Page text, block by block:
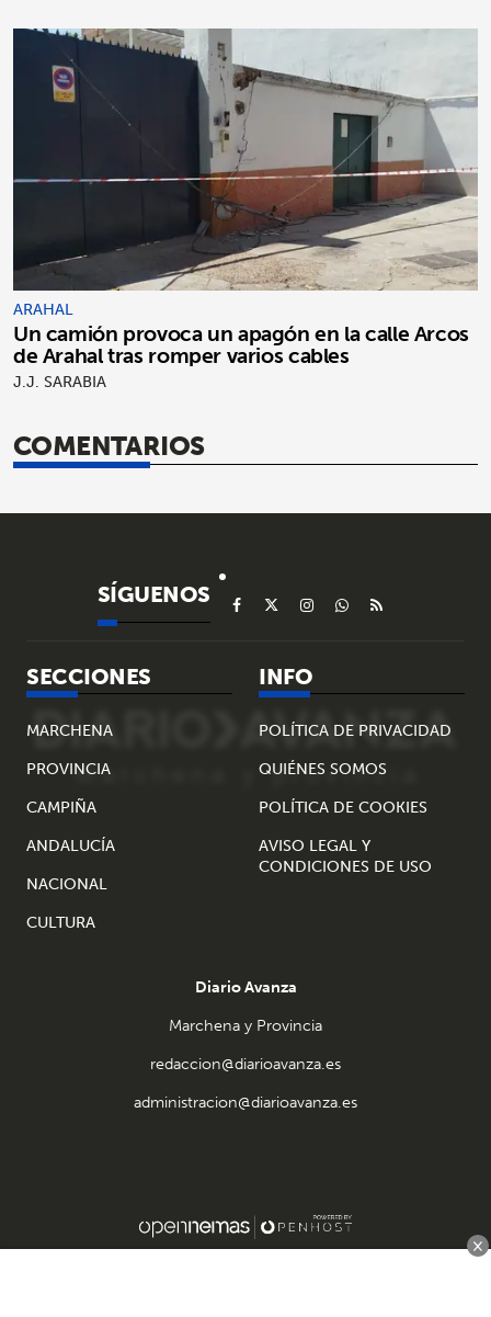
ARAHAL
Un camión provoca un apagón en la calle Arcos
de Arahal tras romper varios cables
J.J. SARABIA
COMENTARIOS
SÍGUENOS
SECCIONES
MARCHENA
PROVINCIA
CAMPIÑA
ANDALUCÍA
NACIONAL
CULTURA
INFO
POLÍTICA DE PRIVACIDAD
QUIÉNES SOMOS
POLÍTICA DE COOKIES
AVISO LEGAL Y
CONDICIONES DE USO
Diario Avanza
Marchena y Provincia
redaccion@diarioavanza.es
administracion@diarioavanza.es
×